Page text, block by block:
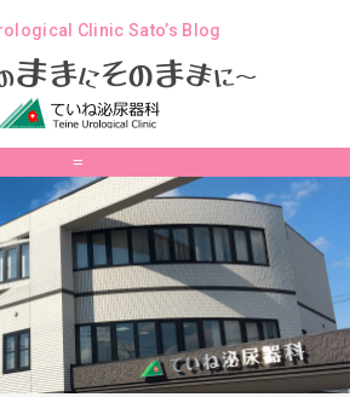
Clinic Sato’s Blog
ままにそのままに～
=